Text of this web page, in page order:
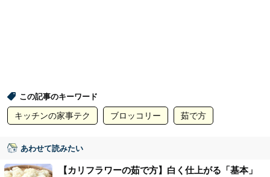
この記事のキーワード
キッチンの家事テク ブロッコリー 茹で方
あわせて読みたい
【カリフラワーの茹で方】白く仕上がる「基本」